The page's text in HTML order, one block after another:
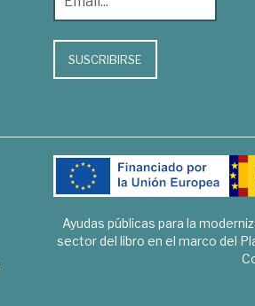
SUSCRIBIRSE
Ayudas públicas para la
sector del libro en el marco del